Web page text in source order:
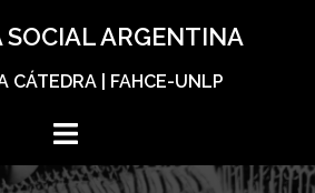
SOCIAL ARGENTINA
CÁTEDRA | FAHCE-UNLP